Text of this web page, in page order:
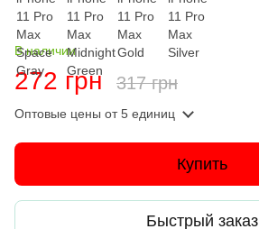
В наличии
272 грн 317 грн
Оптовые цены от 5 единиц
Купить
Быстрый заказ